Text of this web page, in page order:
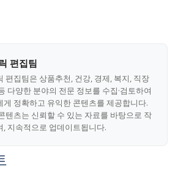
편집팀
편집팀은 상품추천, 건강, 경제, 복지, 직장
다양한 분야의 전문 정보를 수집·검토하여
게 정확하고 유익한 콘텐츠를 제공합니다.
텐츠는 신뢰할 수 있는 자료를 바탕으로 작
, 지속적으로 업데이트됩니다.